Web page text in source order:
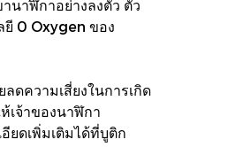
นาฬิกาอย่างลงตัว ตัว
ยี 0 Oxygen ของ
ดความเสี่ยงในการเกิด
เจ้าของนาฬิกา
ยดเพิ่มเติมได้ที่บูติก